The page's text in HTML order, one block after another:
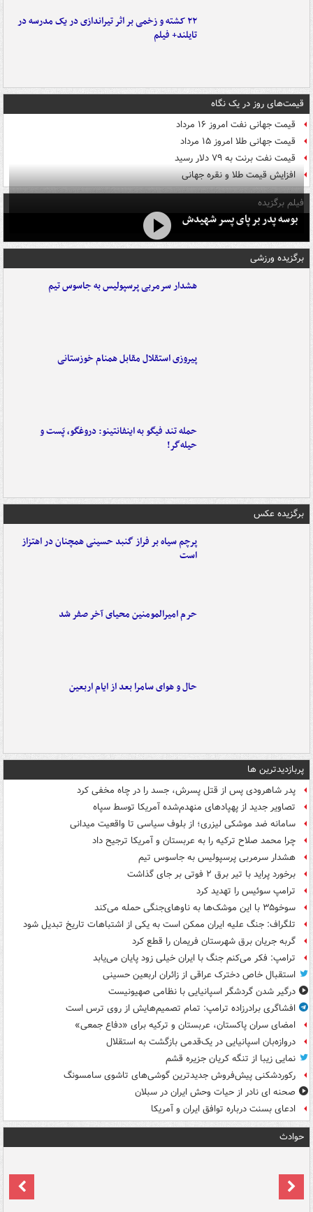
۲۲ کشته و زخمی بر اثر تیراندازی در یک مدرسه در
تایلند+ فیلم
قیمت‌های روز در یک نگاه
قیمت جهانی نفت امروز ۱۶ مرداد
قیمت جهانی طلا امروز ۱۵ مرداد
قیمت نفت برنت به ۷۹ دلار رسید
افزایش قیمت طلا و نقره جهانی
فیلم برگزیده
بوسه‌ پدر بر پای پسر شهیدش
برگزیده ورزشی
هشدار سرمربی پرسپولیس به جاسوس تیم
پیروزی استقلال مقابل همنام خوزستانی
حمله تند فیگو به اینفانتینو: دروغگو، پَست‌ و
حیله‌گر!
برگزیده عکس
پرچم سیاه بر فراز گنبد حسینی همچنان در اهتزاز
است
حرم امیرالمومنین محیای آخر صفر شد
حال و هوای سامرا بعد از ایام اربعین
پربازدیدترین ها
پدر شاهرودی پس از قتل پسرش، جسد را در چاه مخفی کرد
تصاویر جدید از پهپادهای منهدم‌شده آمریکا توسط سپاه
سامانه ضد موشکی لیزری؛ از بلوف سیاسی تا واقعیت میدانی
چرا محمد صلاح ترکیه را به عربستان و آمریکا ترجیح داد
هشدار سرمربی پرسپولیس به جاسوس تیم
برخورد پراید با تیر برق ۲ فوتی بر جای گذاشت
ترامپ سوئیس را تهدید کرد
سوخو۳۵ با این موشک‌ها به ناوهای‌جنگی حمله می‌کند
تلگراف: جنگ علیه ایران ممکن است به یکی از اشتباهات تاریخ تبدیل شود
گربه جریان برق شهرستان فریمان را قطع کرد
ترامپ: فکر می‌کنم جنگ با ایران خیلی زود پایان می‌یابد
استقبال خاص دخترک عراقی از زائران اربعین حسینی
درگیر شدن گردشگر اسپانیایی با نظامی صهیونیست
افشاگری برادرزاده ترامپ: تمام تصمیم‌هایش از روی ترس است
امضای سران پاکستان، عربستان و ترکیه برای «دفاع جمعی»
دروازه‌بان اسپانیایی در یک‌قدمی بازگشت به استقلال
نمایی زیبا از تنگه کریان جزیره قشم
رکوردشکنی پیش‌فروش جدیدترین گوشی‌های تاشوی سامسونگ
صحنه ای نادر از حیات وحش ایران در سبلان
ادعای بسنت درباره توافق ایران و آمریکا
حوادث